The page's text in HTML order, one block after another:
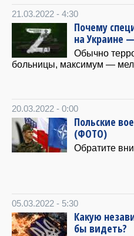
21.03.2022 - 4:30
Почему
на Украине
Обычно
больницы, максимум —
20.03.2022 - 0:00
Польские
(ФОТО)
Обратите
05.03.2022 - 5:30
Какую
бы видеть?